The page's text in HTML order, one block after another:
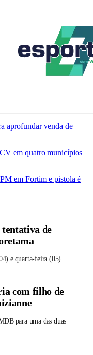
aprofundar venda de
em quatro municípios
em Fortim e pistola é
tentativa de
e quarta-feira (05)
com filho de
para uma das duas